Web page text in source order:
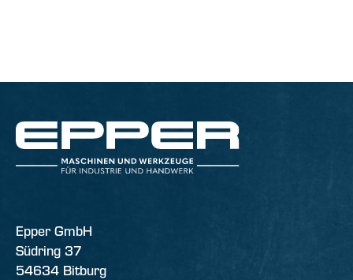
Epper GmbH
Südring 37
54634 Bitburg